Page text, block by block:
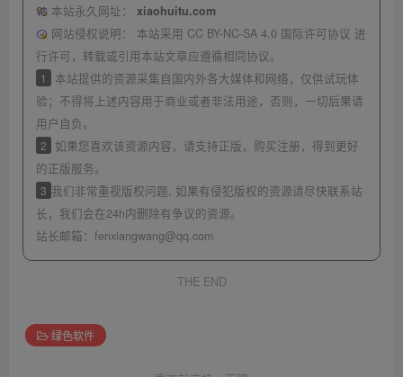
本站永久网址：
xiaohuitu.com
网站侵权说明：
本站采用 CC BY-NC-SA 4.0 国际许可协议 进
行许可，转载或引用本站文章应遵循相同协议。
1
本站提供的资源采集自国内外各大媒体和网络，仅供试玩体
验；不得将上述内容用于商业或者非法用途，否则，一切后果请
用户自负。
2
如果您喜欢该资源内容，请支持正版，购买注册，得到更好
的正版服务。
3 我们非常重视版权问题, 如果有侵犯版权的资源请尽快联系站
长，我们会在24h内删除有争议的资源。
站长邮箱： fenxiangwang@qq.com
THE END
绿色软件